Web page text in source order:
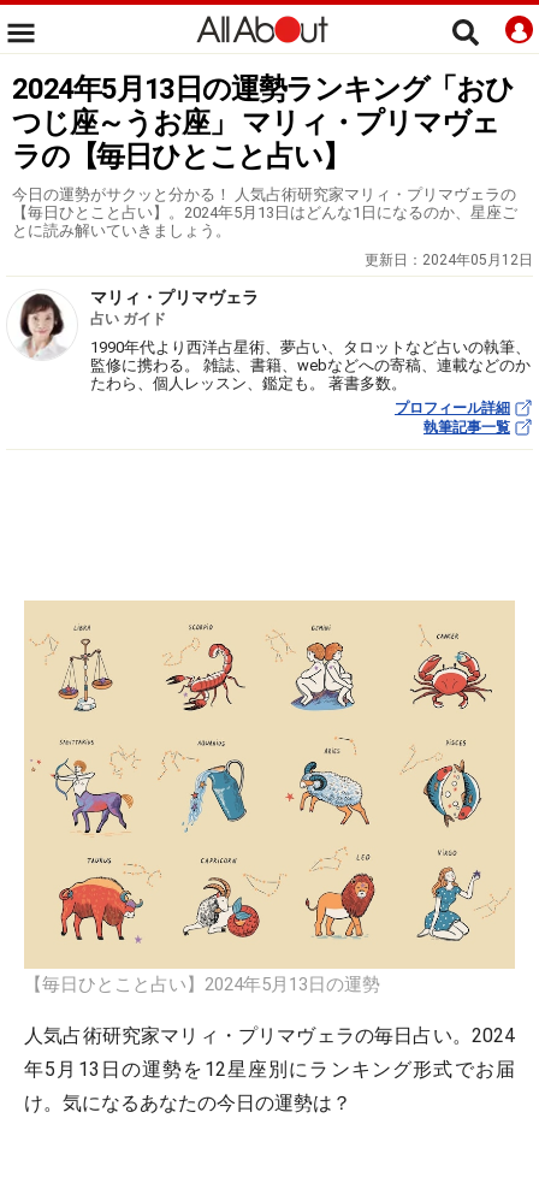
2024年5月13日の運勢ランキング「おひ
つじ座～うお座」 マリィ・プリマヴェ
ラの【毎日ひとこと占い】
今日の運勢がサクッと分かる！ 人気占術研究家マリィ・プリマヴェラの
【毎日ひとこと占い】。2024年5月13日はどんな1日になるのか、星座ご
とに読み解いていきましょう。
更新日： 2024年05月12日
マリィ・プリマヴェラ
占い ガイド
1990年代より西洋占星術、夢占い、タロットなど占いの執筆、
監修に携わる。 雑誌、書籍、webなどへの寄稿、連載などのか
たわら、個人レッスン、鑑定も。 著書多数。
プロフィール詳細
執筆記事一覧
【毎日ひとこと占い】2024年5月13日の運勢
人気占術研究家マリィ・プリマヴェラの毎日占い。2024
年5月13日の運勢を12星座別にランキング形式でお届
け。気になるあなたの今日の運勢は？